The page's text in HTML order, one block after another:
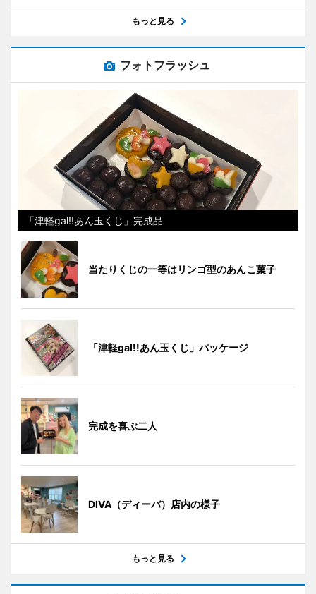
もっと見る
フォトフラッシュ
「津軽gal!!あん玉くじ」完成品
当たりくじの一等はリンゴ型のあんこ菓子
「津軽gal!!あん玉くじ」パッケージ
完成を喜ぶ二人
DIVA（ディーバ）店内の様子
もっと見る